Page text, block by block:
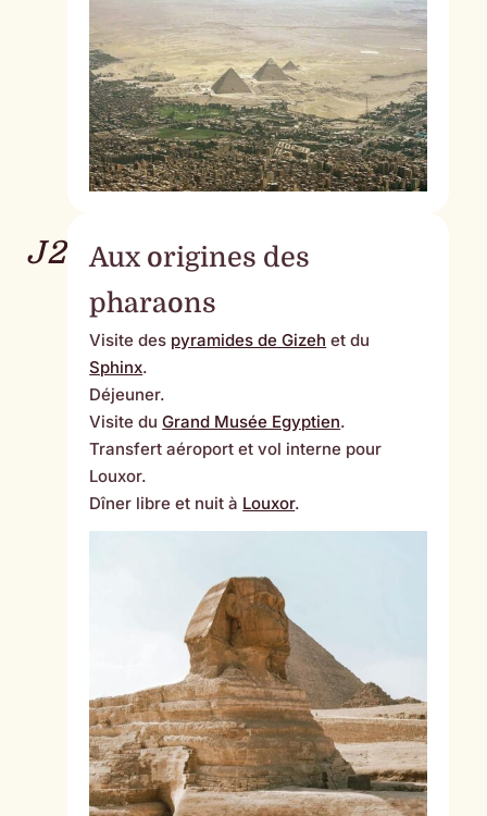
J2
Aux origines des
pharaons
Visite des pyramides de Gizeh et du
Sphinx.
Déjeuner.
Visite duGrand Musée Egyptien.
Transfert aéroport et vol interne pour
Louxor.
Dîner libre et nuit à Louxor.